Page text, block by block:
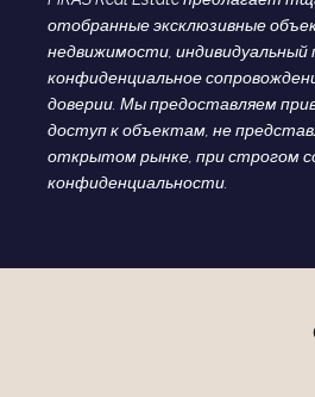
отобранные эксклюзивные
недвижимости, индивидуальный
конфиденциальное
доверии. Мы предоставляем
доступ к объектам, не
открытом рынке, при строгом
конфиденциальности.